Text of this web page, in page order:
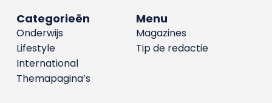
Menu
Magazines
Tip de redactie
Categorieën
Onderwijs
Lifestyle
International
Themapagina’s